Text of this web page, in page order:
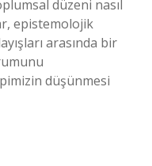
düzeni nasıl
epistemolojik
arasında bir
düşünmesi